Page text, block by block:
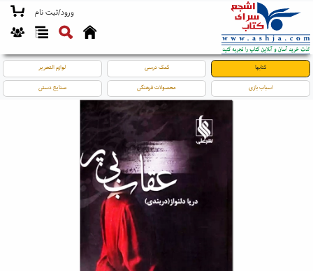
ورود/ثبت نام
کتابها کمک درسی لوازم التحریر
اسباب بازی محصولات فرهنگی صنایع دستی